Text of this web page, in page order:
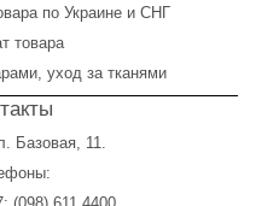
по Украине и СНГ
товара
уход за тканями
Базовая, 11.